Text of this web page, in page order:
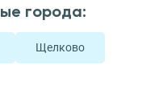
города:
Щелково